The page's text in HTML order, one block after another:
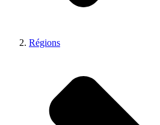
Régions